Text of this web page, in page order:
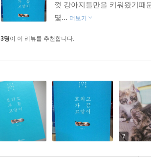
껏 강아지들만을 키워왔기때
몇... 더보기
3명이 이 리뷰를 추천합니다.
7